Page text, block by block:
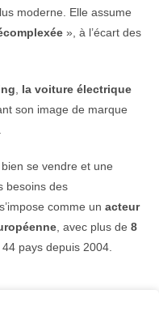
moderne. Elle assume
», à l’écart des
, la voiture électrique
son image de marque
bien se vendre et une
besoins des
s’impose comme un acteur
, avec plus de 8
44 pays depuis 2004.